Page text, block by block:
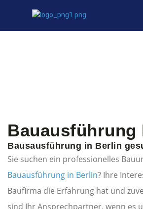
Bauausführung
Bausausführung in Berlin
Sie suchen ein professionelles
Bauausführung in Berlin? Ihre
Baufirma die Erfahrung hat und
sind Ihr Ansprechpartner, wenn es